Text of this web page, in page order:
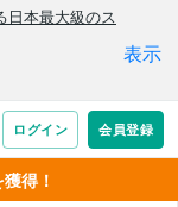
得！